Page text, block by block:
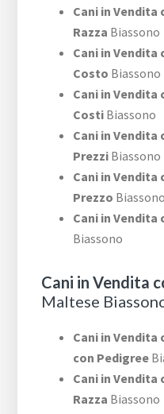
Cani in Vendita
Razza Biassono
Cani in Vendita
Costo Biassono
Cani in Vendita
Costi Biassono
Cani in Vendita
Prezzi Biassono
Cani in Vendita
Prezzo Biassono
Cani in Vendita
Biassono
Cani in Vendita
Maltese
Cani in
con Pedigree
Cani in
Razza Biassono